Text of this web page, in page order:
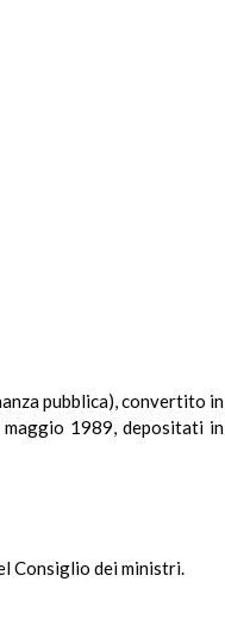
pubblica), convertito in
1989, depositati in
Consiglio dei ministri.